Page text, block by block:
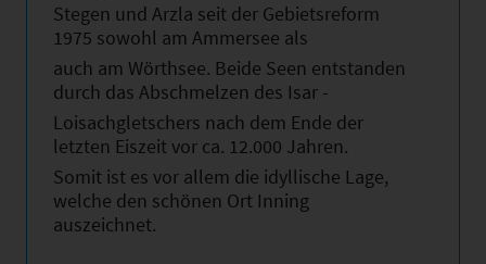
Stegen und Arzla seit der Gebietsreform
1975 sowohl am Ammersee als
auch am Wörthsee. Beide Seen entstanden
durch das Abschmelzen des Isar -
Loisachgletschers nach dem Ende der
letzten Eiszeit vor ca. 12.000 Jahren.
Somit ist es vor allem die idyllische Lage,
welche den schönen Ort Inning
auszeichnet.